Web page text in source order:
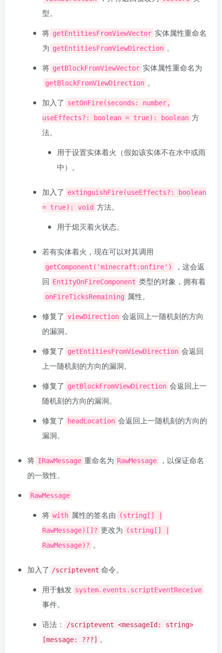
型。
将 getEntitiesFromViewVector 实体属性重命名
为 getEntitiesFromViewDirection 。
将 getBlockFromViewVector 实体属性重命名为
getBlockFromViewDirection 。
加入了 setOnFire(seconds: number,
useEffects?: boolean = true): boolean 方
法。
用于设置实体着火（假如该实体不在水中或雨
中）。
加入了 extinguishFire(useEffects?: boolean
= true): void 方法。
用于熄灭着火状态。
若有实体着火，现在可以对其调用
getComponent('minecraft:onfire')
，这会返
回 EntityOnFireComponent 类型的对象，拥有着
onFireTicksRemaining 属性。
修复了 viewDirection 会返回上一随机刻的方向
的漏洞。
修复了 getEntitiesFromViewDirection 会返回
上一随机刻的方向的漏洞。
修复了 getBlockFromViewDirection 会返回上一
随机刻的方向的漏洞。
修复了
headLocation 会返回上一随机刻的方向的
漏洞。
将 IRawMessage 重命名为 RawMessage
，以保证命名
的一致性。
RawMessage
将 with 属性的签名由
(string[] |
RawMessage)[]? 更改为
(string[] |
RawMessage)? 。
加入了 /scriptevent 命令。
用于触发 system.events.scriptEventReceive
事件。
语法：
/scriptevent <messageId: string>
[message: ???] 。